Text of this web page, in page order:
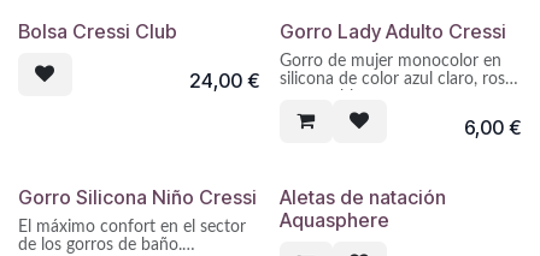
Bolsa Cressi Club
24,00€
Gorro Lady Adulto Cressi
Gorro de mujer monocolor en
silicona de color azul claro, rosa,
El máximo confort en el sector
Elástico, resistente, agradable al
tacto.
6,00€
Gorro Silicona Niño Cressi
El máximo confort en el sector
de los gorros de baño.
Aletas de natación
Aquasphere